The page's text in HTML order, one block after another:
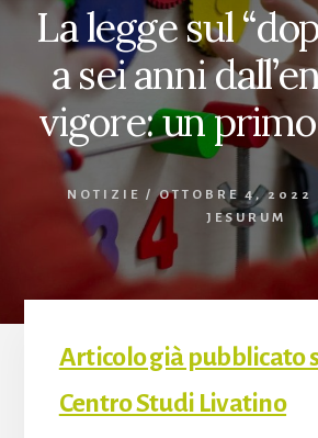
La legge sul
a sei anni
vigore: un
NOTIZIE / OTTOBRE 4, 2022
JESURUM
Articolo già pubblicato
Centro Studi Livatino